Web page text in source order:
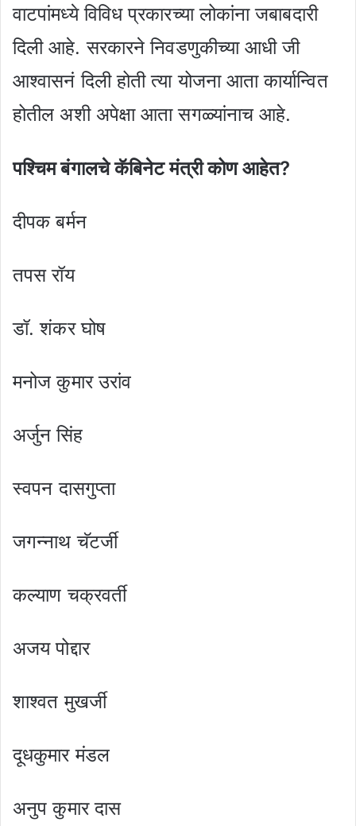
वाटपांमध्ये विविध प्रकारच्या लोकांना जबाबदारी
दिली आहे. सरकारने निवडणुकीच्या आधी जी
आश्वासनं दिली होती त्या योजना आता कार्यान्वित
होतील अशी अपेक्षा आता सगळ्यांनाच आहे.
पश्चिम बंगालचे कॅबिनेट मंत्री कोण आहेत?
दीपक बर्मन
तपस रॉय
डॉ. शंकर घोष
मनोज कुमार उरांव
अर्जुन सिंह
स्वपन दासगुप्ता
जगन्नाथ चॅटर्जी
कल्याण चक्रवर्ती
अजय पोद्दार
शाश्वत मुखर्जी
दूधकुमार मंडल
अनुप कुमार दास